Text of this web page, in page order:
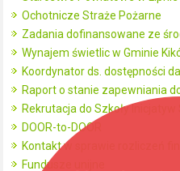
Ochotnicze Straże Pożarne
Zadania dofinansowane ze
Wynajem świetlic w Gminie
Koordynator ds. dostępności
Raport o stanie zapewniania
Rekrutacja do Szkoły
DOOR-to-DOOR
Kontakt w sprawie rozliczeń
Fundusze unijne